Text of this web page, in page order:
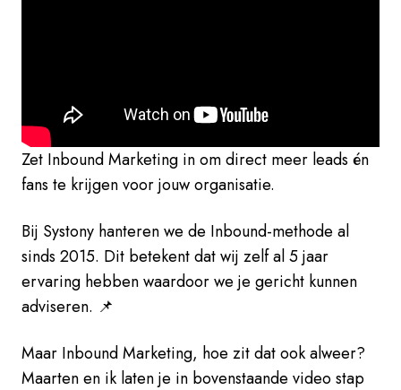
Zet Inbound Marketing in om direct meer leads én
fans te krijgen voor jouw organisatie.
Bij Systony hanteren we de Inbound-methode al
sinds 2015. Dit betekent dat wij zelf al 5 jaar
ervaring hebben waardoor we je gericht kunnen
adviseren. 📌
Maar Inbound Marketing, hoe zit dat ook alweer?
Maarten en ik laten je in bovenstaande video stap